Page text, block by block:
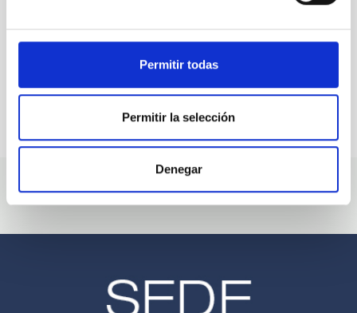
Permitir todas
Permitir la selección
Denegar